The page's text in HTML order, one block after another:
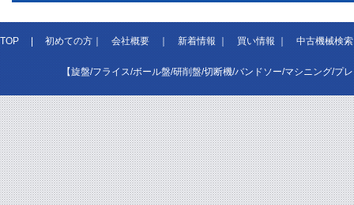
TOP|初めての方｜会社概要｜新着情報｜買い情報｜中古機械検索
【旋盤/フライス/ボール盤/研削盤/切断機/バンドソー/マシニング/プ